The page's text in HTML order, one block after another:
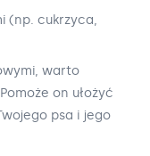
(np. cukrzyca,
warto
on ułożyć
psa i jego